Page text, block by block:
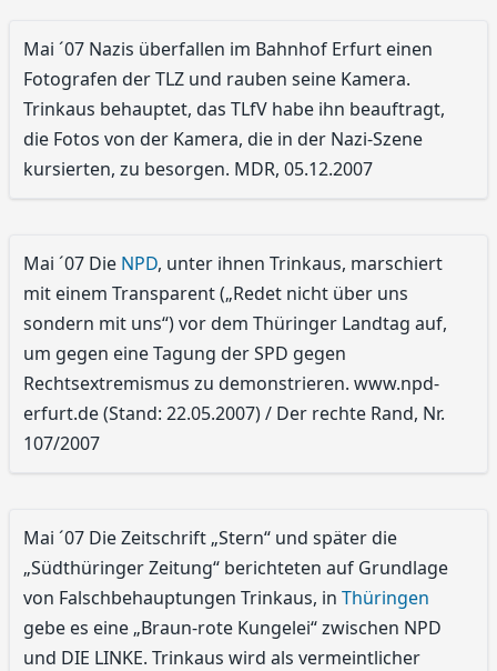
Mai ´07 Nazis überfallen im Bahnhof Erfurt einen
Fotografen der TLZ und rauben seine Kamera.
Trinkaus behauptet, das TLfV habe ihn beauftragt,
die Fotos von der Kamera, die in der Nazi-Szene
kursierten, zu besorgen. MDR, 05.12.2007
Mai ´07 Die NPD, unter ihnen Trinkaus, marschiert
mit einem Transparent („Redet nicht über uns
sondern mit uns“) vor dem Thüringer Landtag auf,
um gegen eine Tagung der SPD gegen
Rechtsextremismus zu demonstrieren. www.npd-
erfurt.de (Stand: 22.05.2007) / Der rechte Rand, Nr.
107/2007
Mai ´07 Die Zeitschrift „Stern“ und später die
„Südthüringer Zeitung“ berichteten auf Grundlage
von Falschbehauptungen Trinkaus, in Thüringen
gebe es eine „Braun-rote Kungelei“ zwischen NPD
und DIE LINKE. Trinkaus wird als vermeintlicher